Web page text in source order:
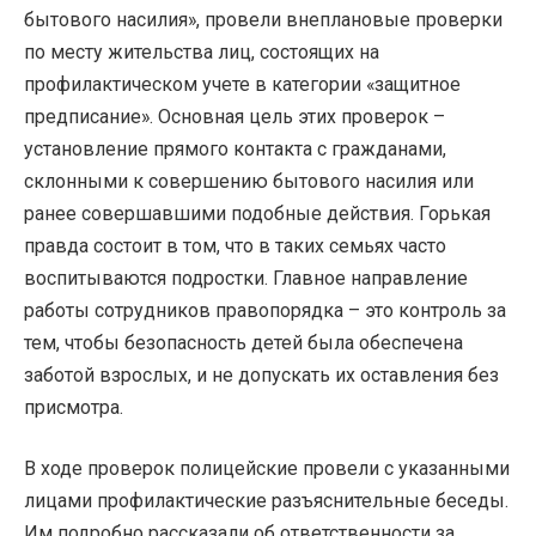
бытового насилия», провели внеплановые проверки
по месту жительства лиц, состоящих на
профилактическом учете в категории «защитное
предписание». Основная цель этих проверок –
установление прямого контакта с гражданами,
склонными к совершению бытового насилия или
ранее совершавшими подобные действия. Горькая
правда состоит в том, что в таких семьях часто
воспитываются подростки. Главное направление
работы сотрудников правопорядка – это контроль за
тем, чтобы безопасность детей была обеспечена
заботой взрослых, и не допускать их оставления без
присмотра.
В ходе проверок полицейские провели с указанными
лицами профилактические разъяснительные беседы.